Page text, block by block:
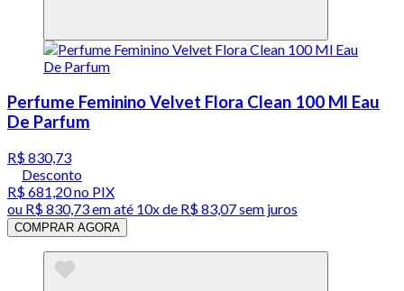
Perfume Feminino Velvet Flora Clean 100 Ml Eau
De Parfum
R$ 830,73
Desconto
R$ 681,20no PIX
ou R$ 830,73em até 10x de R$ 83,07 sem juros
COMPRAR AGORA